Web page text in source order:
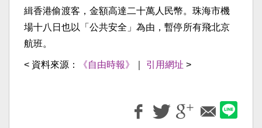
緝香港偷渡客，金額高達二十萬人民幣。珠海市機
場十八日也以「公共安全」為由，暫停所有飛北京
航班。
< 資料來源： 《自由時報》 引用網址 >